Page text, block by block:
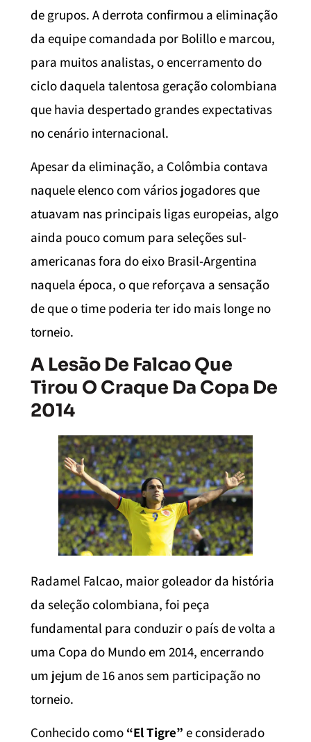
de grupos. A derrota confirmou a eliminação
da equipe comandada por Bolillo e marcou,
para muitos analistas, o encerramento do
ciclo daquela talentosa geração colombiana
que havia despertado grandes expectativas
no cenário internacional.
Apesar da eliminação, a Colômbia contava
naquele elenco com vários jogadores que
atuavam nas principais ligas europeias, algo
ainda pouco comum para seleções sul-
americanas fora do eixo Brasil-Argentina
naquela época, o que reforçava a sensação
de que o time poderia ter ido mais longe no
torneio.
A Lesão De Falcao Que
Tirou O Craque Da Copa De
2014
Radamel Falcao, maior goleador da história
da seleção colombiana, foi peça
fundamental para conduzir o país de volta a
uma Copa do Mundo em 2014, encerrando
um jejum de 16 anos sem participação no
torneio.
Conhecido como “El Tigre” e considerado